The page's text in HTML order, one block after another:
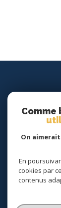
Comme
On
En
cookies par
contenus